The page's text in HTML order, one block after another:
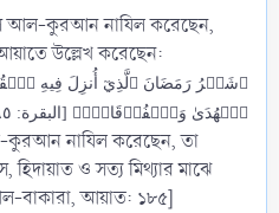
আল-কুরআন নাযিল করেছেন,
উল্লেখ করেছেন:
﴿شَهۡرُ رَمَضَانَ ٱلَّذِيٓ أُنزِلَ فِيهِ
ٱلۡهُدَىٰ وَٱلۡفُرۡقَانِۚ﴾ [البقرة: ١٨٥]
কুরআন নাযিল করেছেন, তা
হিদায়াত ও সত্য মিথ্যার মাঝে
বাকারা, আয়াত: ১৮৫]